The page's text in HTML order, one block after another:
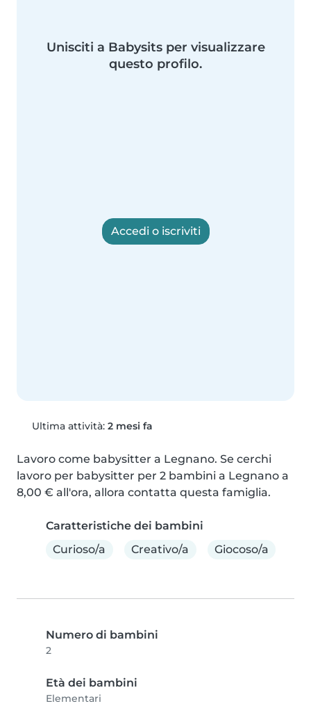
Unisciti a Babysits per visualizzare
questo profilo.
Accedi o iscriviti
Ultima attività: 2 mesi fa
Lavoro come babysitter a Legnano. Se cerchi
lavoro per babysitter per 2 bambini a Legnano a
8,00 € all'ora, allora contatta questa famiglia.
Caratteristiche dei bambini
Curioso/a
Creativo/a Giocoso/a
Numero di bambini
2
Età dei bambini
Elementari